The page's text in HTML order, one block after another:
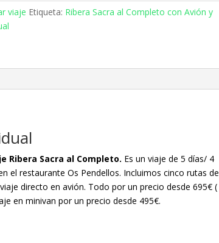
viaje Etiqueta: Ribera Sacra al Completo con Avión y
Ribera Sacra al Completo. Es un viaje de 5 días/ 4
el restaurante Os Pendellos. Incluimos cinco rutas de
directo en avión. Todo por un precio desde 695€ (
en minivan por un precio desde 495€.